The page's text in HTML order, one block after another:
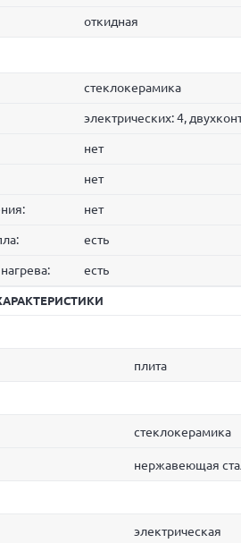
откидная
стеклокерамика
электрических: 4,
нет
нет
нет
есть
есть
плита
стеклокерамика
нержавеющая
электрическая